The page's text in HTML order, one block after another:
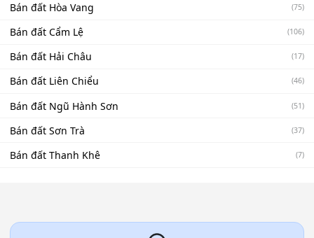
Bán đất Hòa Vang (75)
Bán đất Cẩm Lệ (106)
Bán đất Hải Châu (17)
Bán đất Liên Chiểu (46)
Bán đất Ngũ Hành Sơn (51)
Bán đất Sơn Trà (37)
Bán đất Thanh Khê (7)